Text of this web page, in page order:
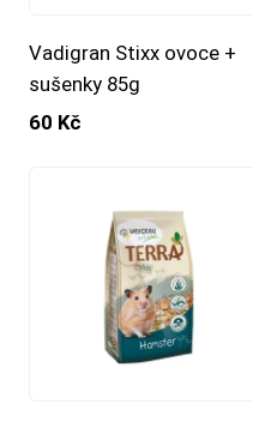
Vadigran Stixx ovoce +
sušenky 85g
60 Kč